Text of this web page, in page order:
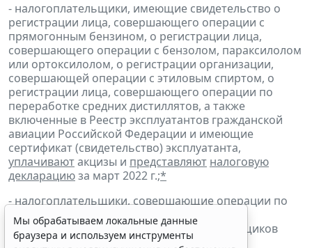
- налогоплательщики, имеющие свидетельство о
регистрации лица, совершающего операции с
прямогонным бензином, о регистрации лица,
совершающего операции с бензолом, параксилолом
или ортоксилолом, о регистрации организации,
совершающей операции с этиловым спиртом, о
регистрации лица, совершающего операции по
переработке средних дистиллятов, а также
включенные в Реестр эксплуатантов гражданской
авиации Российской Федерации и имеющие
сертификат (свидетельство) эксплуатанта,
уплачиваютакцизы и представляют налоговую
декларациюза март 2022 г.;*
- налогоплательщики, совершающие операции по
реализации
дистиллятов, включенные в реестр поставщиков
бункерного топлива, уплачиваютакцизы и
Мы обрабатываем локальные данные
браузера и используем инструменты